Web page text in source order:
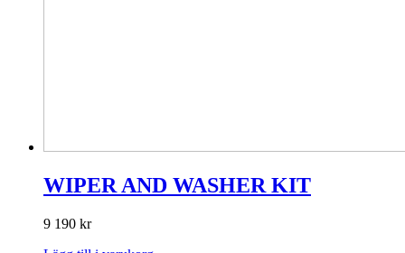
WIPER AND WASHER KIT
9 190 kr